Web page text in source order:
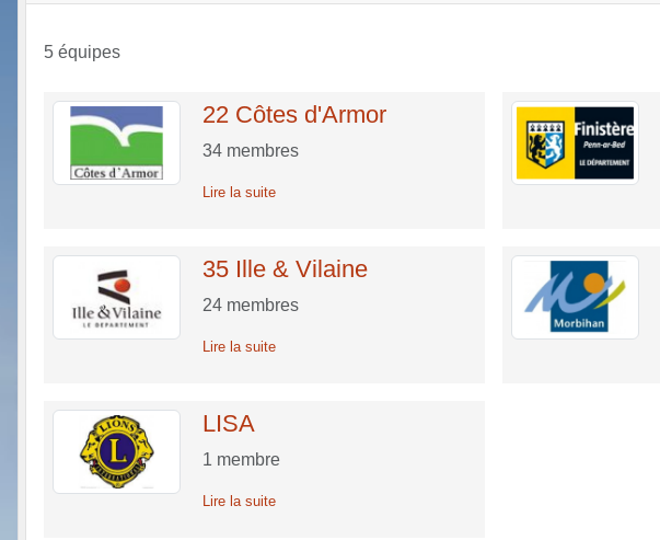
5 équipes
22 Côtes d'Armor
34membres
Lire la suite
35 Ille & Vilaine
24membres
Lire la suite
LISA
1 membre
Lire la suite